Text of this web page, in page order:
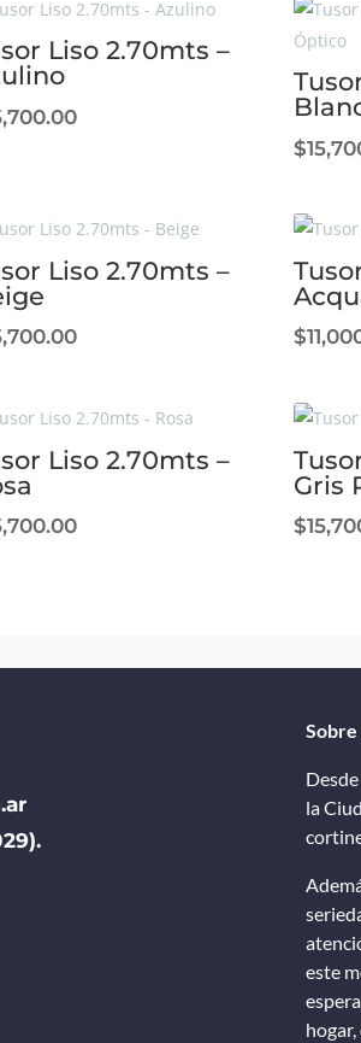
Liso 2.70mts –
$
Liso 2.70mts –
$
Liso 2.70mts –
Gris
$
la
este